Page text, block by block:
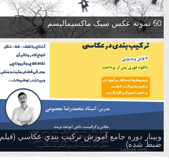
60 نمونه عکس سبک ماکسیمالیسم
وبینار دوره جامع آموزش تركيب بندي عكاسي (فیلم
ضبط شده)